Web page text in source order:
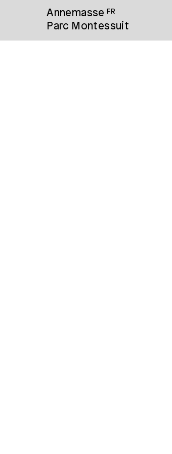
Annemasse FR
Parc Montessuit